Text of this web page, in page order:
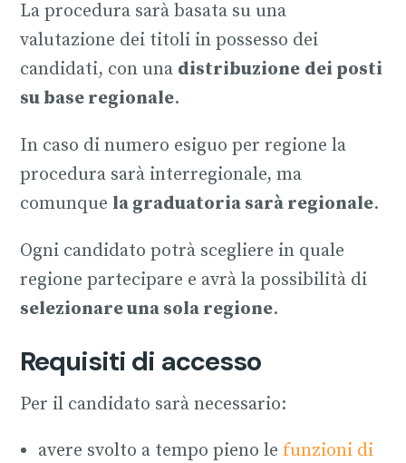
La procedura sarà basata su una
valutazione dei titoli in possesso dei
candidati, con una distribuzione dei posti
su base regionale​.
In caso di numero esiguo per regione la
procedura sarà interregionale, ma
comunque la graduatoria sarà regionale.
Ogni candidato potrà scegliere in quale
regione partecipare e avrà la possibilità di
selezionare una sola regione.
Requisiti di accesso
Per il candidato sarà necessario:
avere svolto a tempo pieno le funzioni di